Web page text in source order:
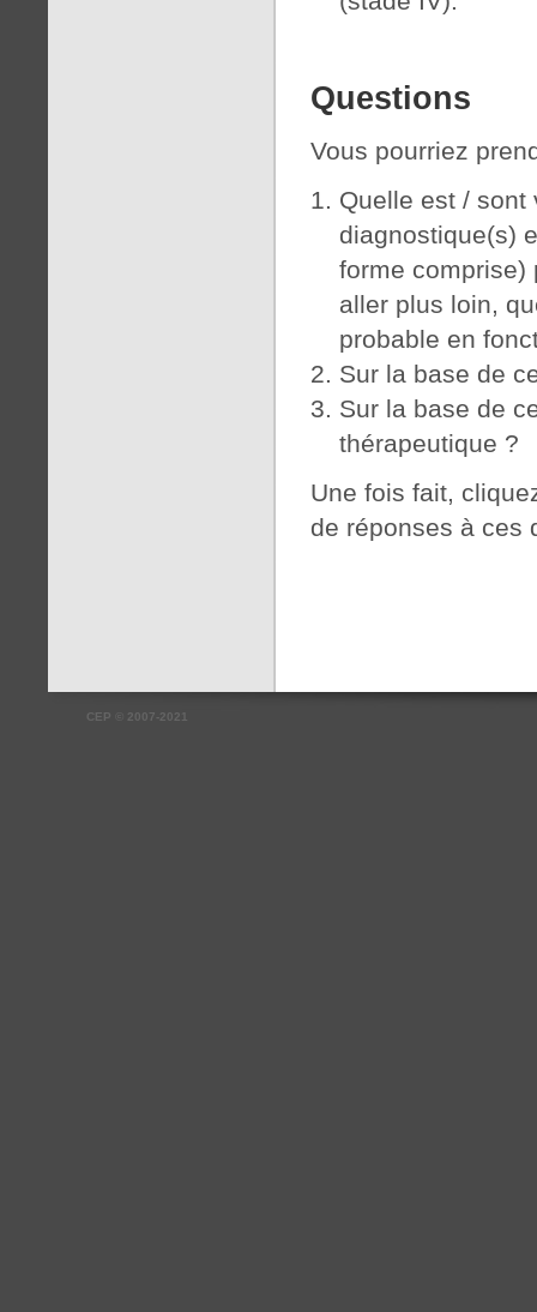
Questions
Vous pourriez
Quelle est / sont
diagnostique(s)
forme comprise)
aller plus loin,
probable en
Sur la base de
Sur la base de
thérapeutique ?
Une fois fait,
de réponses à ces
CEP 2007-2021